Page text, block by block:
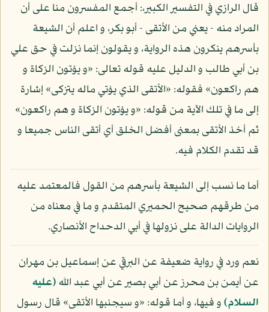
قال الرازي في التفسير الكبير،: أجمع المفسرون منا على أن
المراد منه - يعني من الأتقى - أبو بكر، و اعلم أن الشيعة
بأسرهم ينكرون هذه الرواية، و يقولون إنما نزلت في حق علي
بن أبي طالب و الدليل عليه قوله تعالى: «و يؤتون الزكاة و
هم راكعون» فقوله: «الأتقى الذي يؤتي ماله يتزكى» إشارة
إلى ما في تلك الآية من قوله: «و يؤتون الزكاة و هم راكعون»
ثم أخذ الأتقى بمعنى أفضل الخلق أي أتقى الناس جميعا و
قد تقدم الكلام فيه.
أما ما نسب إلى الشيعة بأسرهم من القول فالمعتمد عليه
من طرقهم صحيح الحميري المتقدم و ما في معناه من
الروايات الدالة على نزولها في أبي الدحداح الأنصاري.
نعم ورد في رواية ضعيفة عن البرقي عن إسماعيل بن مهران
عن أيمن بن محرز عن أبي بصير عن أبي عبد الله(عليه
السلام)و فيها، و أما قوله: «و سيجنبها الأتقى» قال رسول